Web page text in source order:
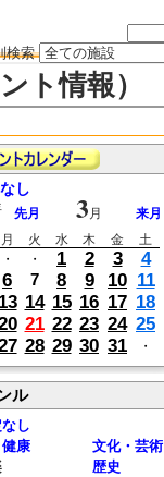
検索
ト情報）
し
先月 3 月
来月
月 火 水 木 金
土
・ ・ 1 2 3
4
6 7 8 9 10 11
13 14 15 16 17 18
21 22 23 24 25
28 29 30 31 ・
ル
し
康
文化・芸術
歴史